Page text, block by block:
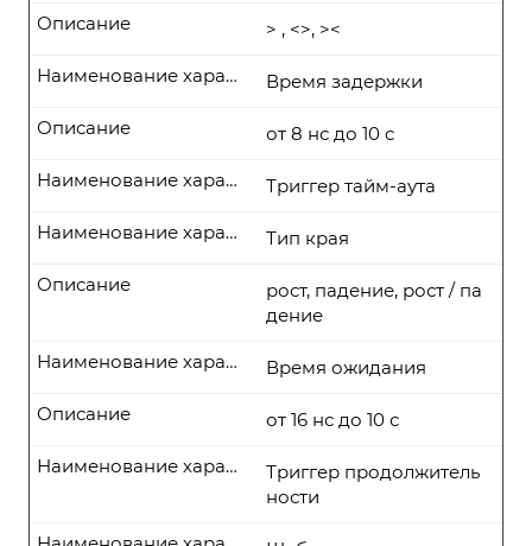
> , <>, ><
Описание
Время задержки
Наименование характеристики
от 8 нс до 10 с
Описание
Триггер тайм-аута
Наименование характеристики
Тип края
Наименование характеристики
рост, падение, рост / па
дение
Описание
Время ожидания
Наименование характеристики
от 16 нс до 10 с
Описание
Триггер продолжитель
ности
Наименование характеристики